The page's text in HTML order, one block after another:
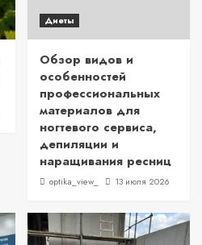
Диеты
Обзор видов и
особенностей
профессиональных
материалов для
ногтевого сервиса,
депиляции и
наращивания ресниц
optika_view_ 13 июля 2026